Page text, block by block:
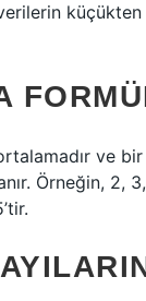
ve bir
Örneğin, 2,